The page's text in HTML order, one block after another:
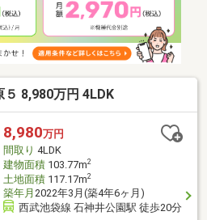
動産販売 石神井公園へお任せくだ
ッフ一同心よりお待ちしておりま
8,980万円 4LDK
8,980万円
間取り 4LDK
建物面積103.77m2
土地面積117.17m2
築年月 2022年3月(築4年6ヶ月)
西武池袋線 石神井公園駅 徒歩20分